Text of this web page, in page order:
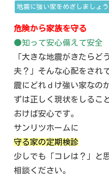
地震に強い家をめざしましょう
危険から家族を守る
●知って安心備えて安全
「大きな地震がきたらど
夫？」そんな心配をされ
震にどれｄけ強い家なの
ずは正しく現状をしるこ
おけば安心です。
サンリツホームに
守る家の定期検診
少しでも「コレは？」と
相談ください。